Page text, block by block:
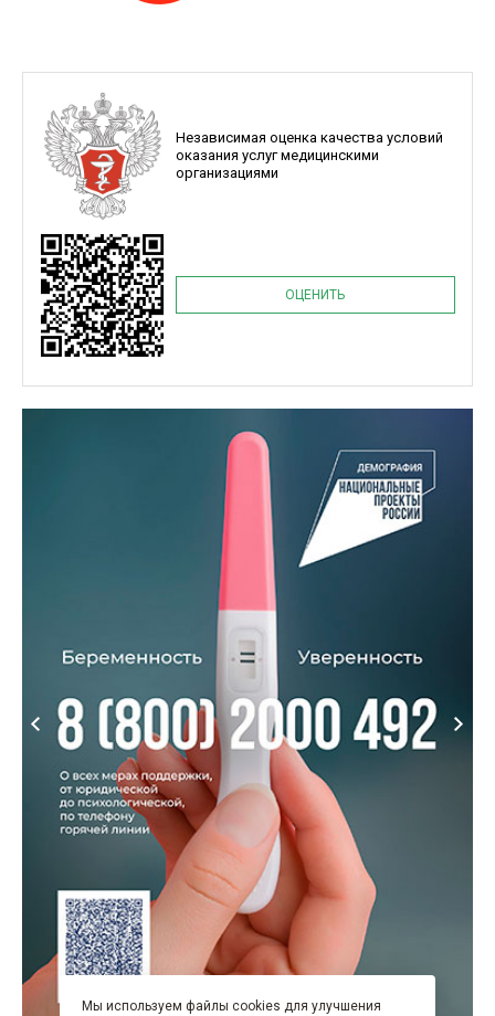
Независимая оценка качества условий
оказания услуг медицинскими
организациями
ОЦЕНИТЬ
Мы используем файлы cookies для улучшения